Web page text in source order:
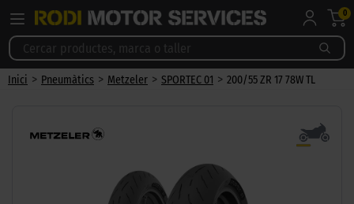
0
Inici > Pneumàtics > Metzeler > SPORTEC 01 > 200/55 ZR 17 78W TL